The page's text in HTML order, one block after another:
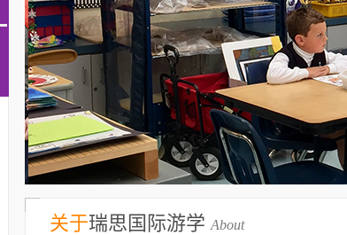
关于瑞思国际游学 About